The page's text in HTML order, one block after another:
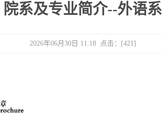
院系及专业简介--外语系
2026年06月30日 11:18 点击：[421]